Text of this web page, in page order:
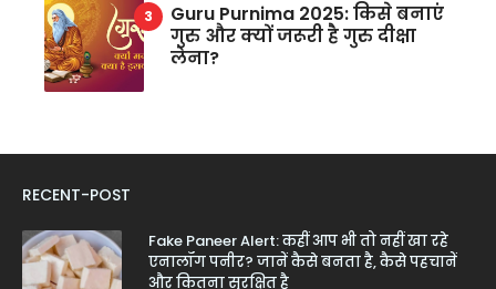
Guru Purnima 2025: किसे बनाएं
गुरु और क्यों जरूरी है गुरु दीक्षा
लेना?
RECENT-POST
Fake Paneer Alert: कहीं आप भी तो नहीं खा रहे
एनालॉग पनीर? जानें कैसे बनता है, कैसे पहचानें
और कितना सुरक्षित है